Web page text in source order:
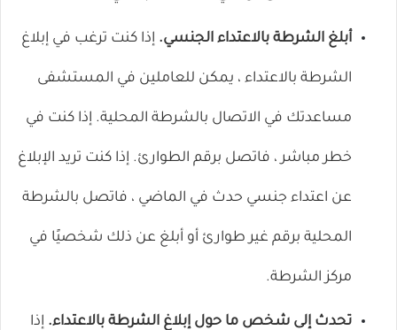
أبلغ الشرطة بالاعتداء الجنسي. إذا كنت ترغب في إبلاغ
الشرطة بالاعتداء ، يمكن للعاملين في المستشفى
مساعدتك في الاتصال بالشرطة المحلية. إذا كنت في
خطر مباشر ، فاتصل برقم الطوارئ. إذا كنت تريد الإبلاغ
عن اعتداء جنسي حدث في الماضي ، فاتصل بالشرطة
المحلية برقم غير طوارئ أو أبلغ عن ذلك شخصيًا في
مركز الشرطة.
تحدث إلى شخص ما حول إبلاغ الشرطة بالاعتداء. إذا